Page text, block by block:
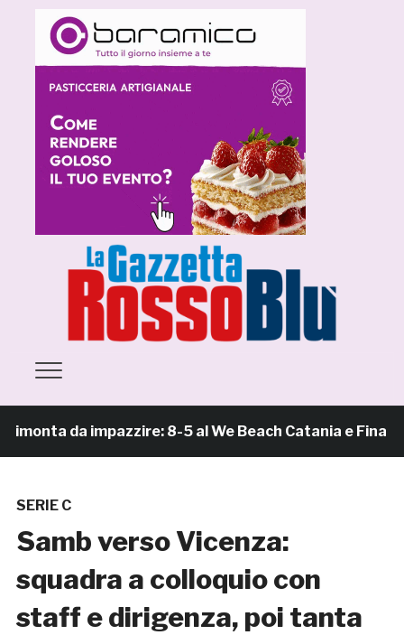
da impazzire: 8-5 al We Beach Catania e Finale
SERIE C
Samb verso Vicenza:
squadra a colloquio con
staff e dirigenza, poi tanta